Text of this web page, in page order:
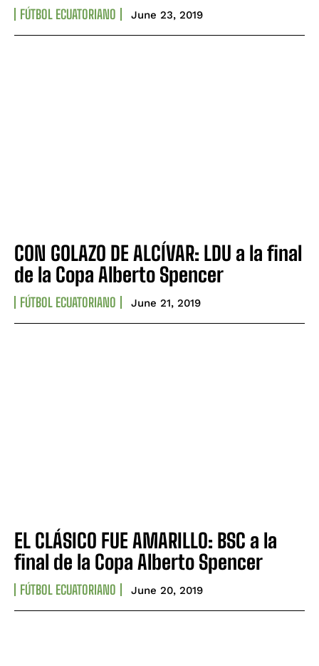
FÚTBOL ECUATORIANO June 23, 2019
CON GOLAZO DE ALCÍVAR: LDU a la final
de la Copa Alberto Spencer
FÚTBOL ECUATORIANO June 21, 2019
EL CLÁSICO FUE AMARILLO: BSC a la
final de la Copa Alberto Spencer
FÚTBOL ECUATORIANO June 20, 2019